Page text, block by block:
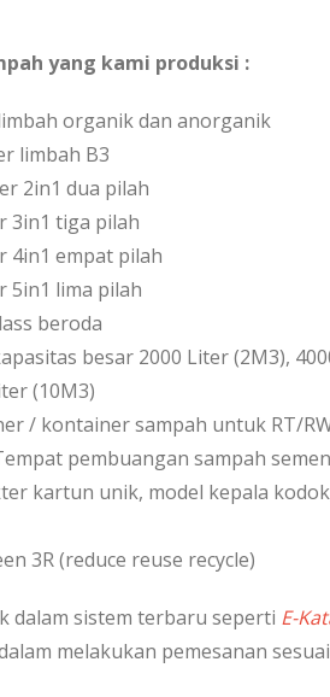
yang kami produksi :
organik dan anorganik
limbah B3
2in1 dua pilah
3in1 tiga pilah
4in1 empat pilah
5in1 lima pilah
beroda
besar 2000 Liter (2M3),
(10M3)
/ kontainer sampah untuk RT/
pembuangan sampah
kartun unik, model kepala
3R (reduce reuse recycle)
dalam sistem terbaru seperti E-
melakukan pemesanan